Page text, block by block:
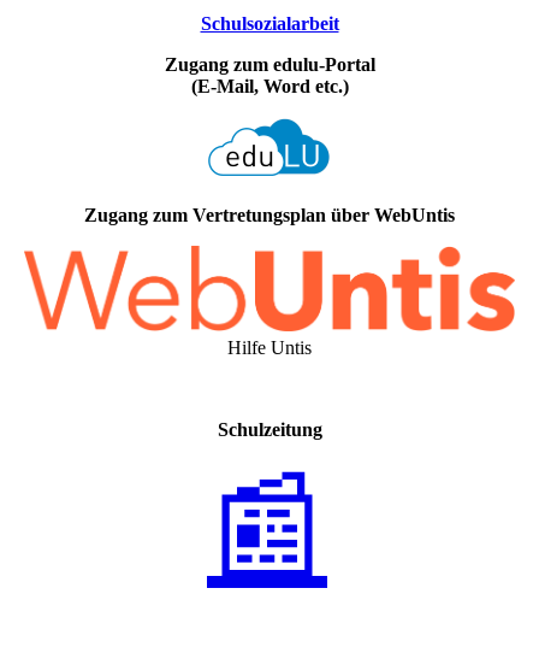
Schulsozialarbeit
Zugang zum edulu-Portal
(E-Mail, Word etc.)
Zugang zum Vertretungsplan über WebUntis
Hilfe Untis
Schulzeitung
📰